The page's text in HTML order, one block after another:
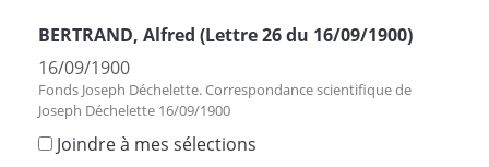
BERTRAND, Alfred (Lettre 26 du 16/09/1900)
16/09/1900
Fonds Joseph Déchelette. Correspondance scientifique de
Joseph Déchelette 16/09/1900
Joindre à mes sélections